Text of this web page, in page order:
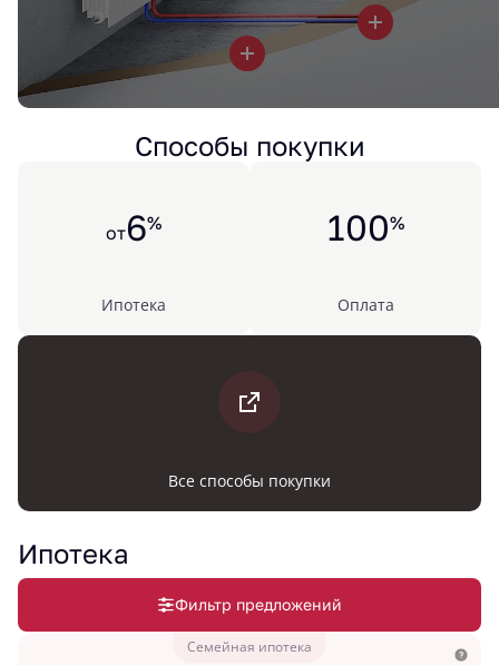
Способы покупки
от6%
Ипотека
100%
Оплата
Все способы покупки
Ипотека
Фильтр предложений
Семейная ипотека